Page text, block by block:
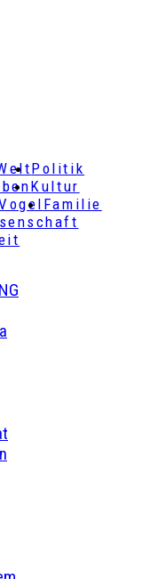
Politik
Kultur
Familie